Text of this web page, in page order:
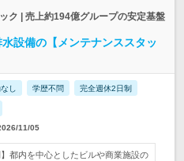
ク | 売上約194億グループの安定基盤
設備の【メンテナンススタッ
し 学歴不問 完全週休2日制
11/05
都内を中心としたビルや商業施設の